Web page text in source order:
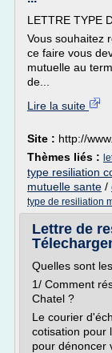
LETTRE TYPE
Vous souhaitez
ce faire vous
mutuelle au
de...
Lire la suite
Site : http://
Thèmes liés :
type resiliation
mutuelle sante /
type de resiliation
Lettre de
Quelles sont
1/ Comment
Chatel ?
Le courier
cotisation pour
pour dénoncer